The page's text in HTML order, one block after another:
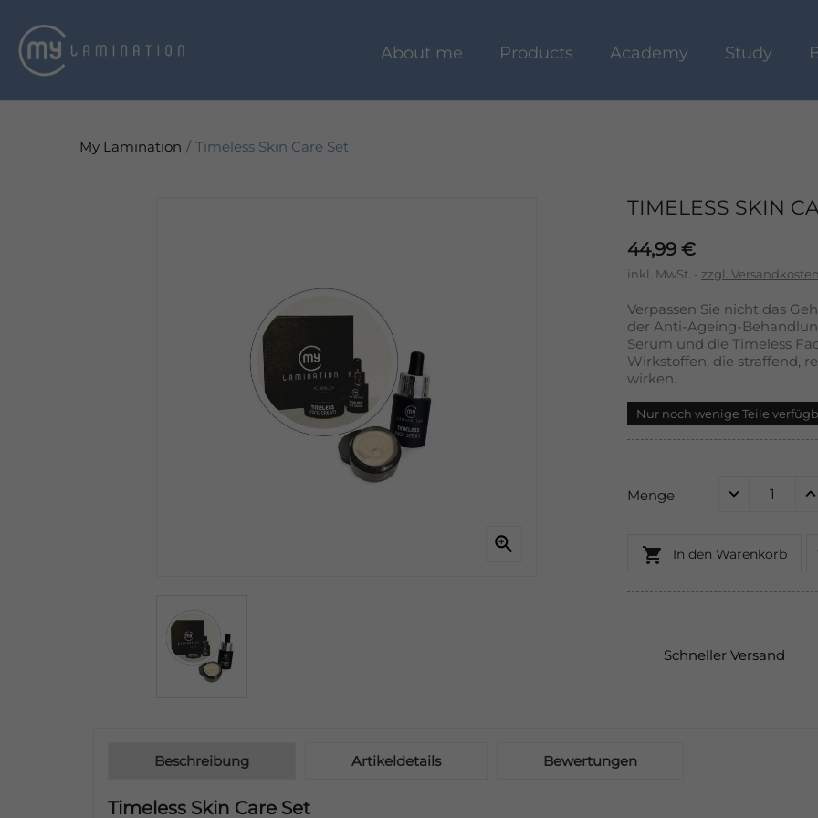
About me Products Academy Study
My Lamination Timeless Skin Care Set

TIMELESS SKIN
44,99 €
inkl. MwSt. zzgl. Versandkosten
Verpassen Sie nicht das
der Anti-Ageing-
Serum und die Timeless
Wirkstoffen, die straffend,
wirken.
Nur noch wenige Teile
Menge
 In den Warenkorb
Schneller Versand
Beschreibung Artikeldetails Bewertungen
Timeless Skin Care Set